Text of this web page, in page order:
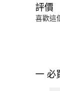
評價
喜歡這
一 必